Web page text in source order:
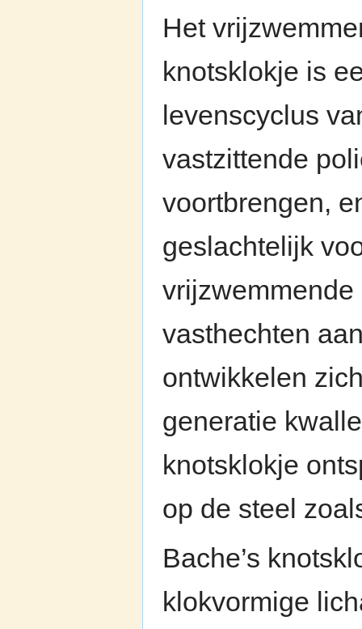
Het
knotsklokje is
levenscyclus
vastzittende
voortbrengen,
geslachtelijk
vasthechten
ontwikkelen
generatie
knotsklokje
op de steel
Bache’s
klokvormige